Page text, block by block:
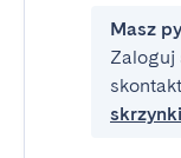
Masz
Zaloguj